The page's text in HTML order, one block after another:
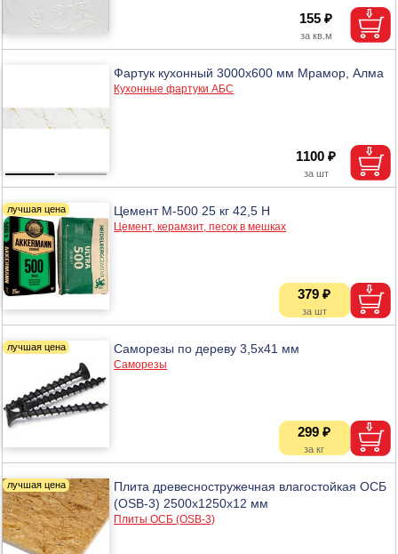
155 ₽
Фартук кухонный 3000х600 мм Мрамор, Алма
Кухонные фартуки АБС
1100 ₽
Цемент М-500 25 кг 42,5 Н
Цемент, керамзит, песок в мешках
379 ₽
Саморезы по дереву 3,5х41 мм
Саморезы
299 ₽
Плита древесностружечная влагостойкая ОСБ
(OSB-3) 2500x1250x12 мм
Плиты ОСБ (OSB-3)